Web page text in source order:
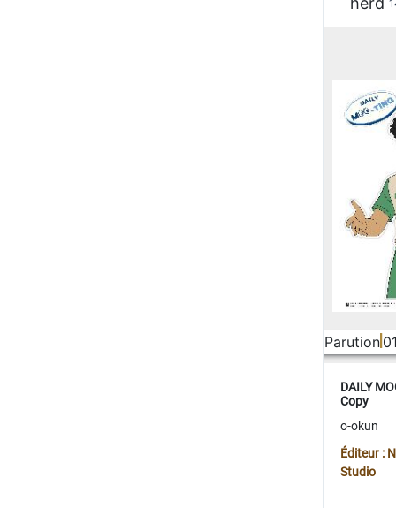
Parution
DAILY
Copy
o-okun
Éditeur :
Studio